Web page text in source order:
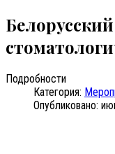
Подробности
Категория:
Опубликовано: